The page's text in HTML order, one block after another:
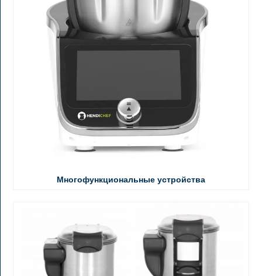
Многофункциональные устройства